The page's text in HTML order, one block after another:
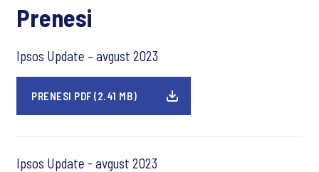
Prenesi
Ipsos Update – avgust 2023
PRENESI PDF (2.41 MB)
Ipsos Update - avgust 2023